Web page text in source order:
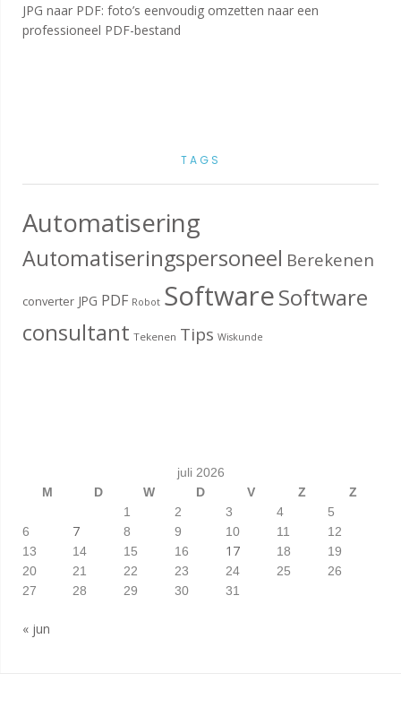
JPG naar PDF: foto’s eenvoudig omzetten naar een
professioneel PDF-bestand
TAGS
Automatisering
Automatiseringspersoneel Berekenen
converter JPG PDF Robot SoftwareSoftware
consultant Tekenen Tips Wiskunde
juli 2026
M
D W D V Z
Z
1
2 3 4
5
6
7 8 9 10 11
12
13
14 15 16 17 18
19
20
21 22 23 24 25
26
27
28 29 30 31
« jun